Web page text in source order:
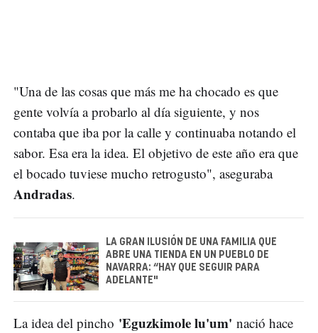
"Una de las cosas que más me ha chocado es que
gente volvía a probarlo al día siguiente, y nos
contaba que iba por la calle y continuaba notando el
sabor. Esa era la idea. El objetivo de este año era que
el bocado tuviese mucho retrogusto", aseguraba
Andradas.
LA GRAN ILUSIÓN DE UNA FAMILIA QUE
ABRE UNA TIENDA EN UN PUEBLO DE
NAVARRA: “HAY QUE SEGUIR PARA
ADELANTE"
La idea del pincho 'Eguzkimole lu'um' nació hace